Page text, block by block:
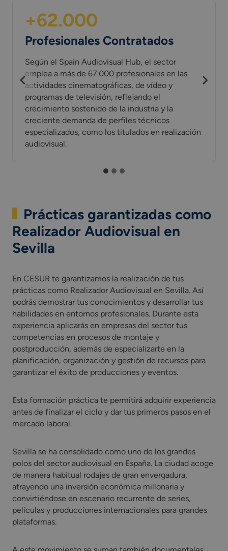
+62.000
Profesionales Contratados
Según el Spain Audiovisual Hub, el sector
emplea a más de 67.000 profesionales en las
actividades cinematográficas, de vídeo y
programas de televisión, reflejando el
crecimiento sostenido de la industria y la
creciente demanda de perfiles técnicos
especializados, como los titulados en realización
audiovisual.
Prácticas garantizadas como
Realizador Audiovisual en
Sevilla
En CESUR te garantizamos la realización de tus
prácticas como Realizador Audiovisual en Sevilla. Así
podrás demostrar tus conocimientos y desarrollar tus
habilidades en entornos profesionales. Durante esta
experiencia aplicarás en empresas del sector tus
competencias en procesos de montaje y
postproducción, además de especializarte en la
planificación, organización y gestión de recursos para
garantizar el éxito de producciones y eventos.
Esta formación práctica te permitirá adquirir experiencia
antes de finalizar el ciclo y dar tus primeros pasos en el
mercado laboral.
Sevilla se ha consolidado como uno de los grandes
polos del sector audiovisual en España. La ciudad acoge
de manera habitual rodajes de gran envergadura,
atrayendo una inversión económica millonaria y
convirtiéndose en escenario recurrente de series,
películas y producciones internacionales para grandes
plataformas.